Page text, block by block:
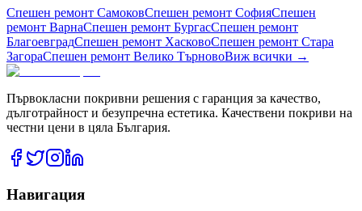
Спешен ремонт СамоковСпешен ремонт СофияСпешен
ремонт ВарнаСпешен ремонт БургасСпешен ремонт
БлагоевградСпешен ремонт ХасковоСпешен ремонт Стара
ЗагораСпешен ремонт Велико ТърновоВиж всички →
Първокласни покривни решения с гаранция за качество,
дълготрайност и безупречна естетика. Качествени покриви на
честни цени в цяла България.
Навигация